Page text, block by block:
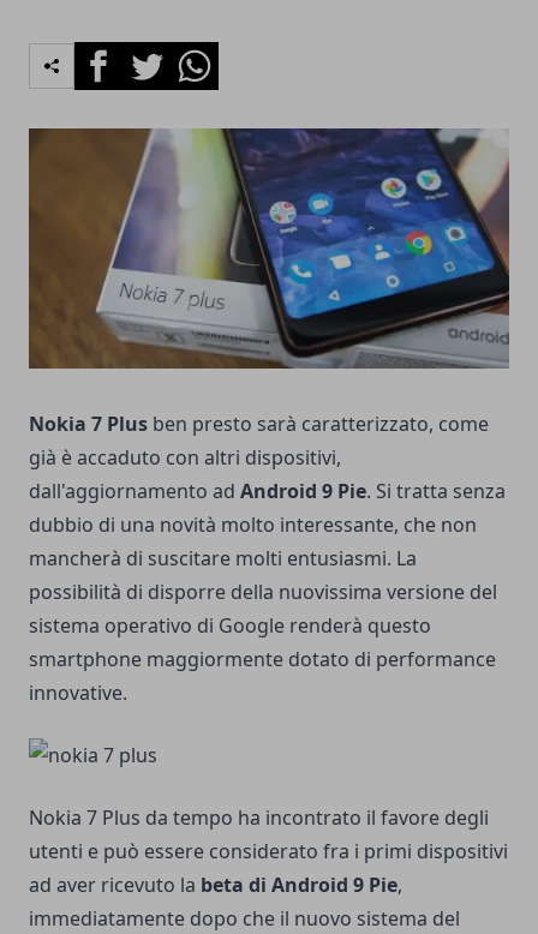
FacebookTwitterWhatsapp
Nokia 7 Plus ben presto sarà caratterizzato, come
già è accaduto con altri dispositivi,
dall'aggiornamento ad Android 9 Pie. Si tratta senza
dubbio di una novità molto interessante, che non
mancherà di suscitare molti entusiasmi. La
possibilità di disporre della nuovissima versione del
sistema operativo di Google renderà questo
smartphone maggiormente dotato di performance
innovative.
Nokia 7 Plus da tempo ha incontrato il favore degli
utenti e può essere considerato fra i primi dispositivi
ad aver ricevuto la beta di Android 9 Pie,
immediatamente dopo che il nuovo sistema del